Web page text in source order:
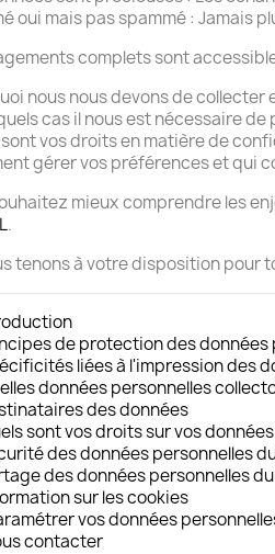
oui mais pas spammé : Jamais
complets sont
nous nous devons de
cas il nous est nécessaire
vos droits en matière de
gérer vos préférences et qui
mieux comprendre les
.
tenons à votre disposition pour
de protection des données
liées à l'impression des
données personnelles
des données
sont vos droits sur vos
des données personnelles
des données personnelles
sur les cookies
vos données
contacter